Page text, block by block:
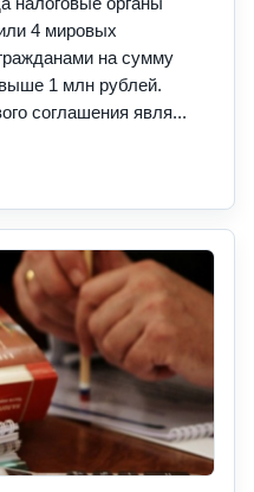
4 мировых
на сумму
1 млн рублей.
соглашения явля...